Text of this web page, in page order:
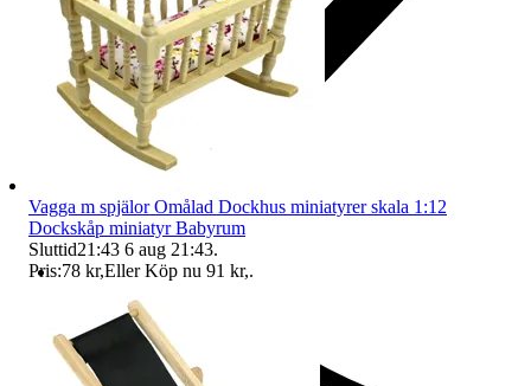
Vagga m spjälor Omålad Dockhus miniatyrer skala 1:12
Dockskåp miniatyr Babyrum
Sluttid21:43 6 aug 21:43.
Pris:78 kr,Eller Köp nu 91 kr,.